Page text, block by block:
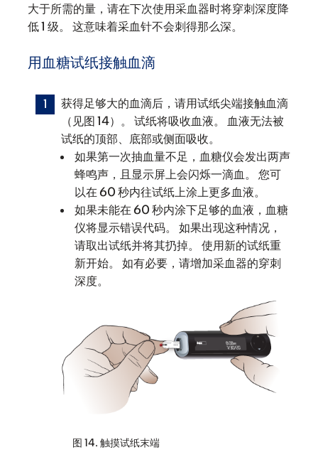
大于所需的量，请在下次使用采血器时将穿刺深度降
低 1 级。 这意味着采血针不会刺得那么深。
用血糖试纸接触血滴
获得足够大的血滴后，请用试纸尖端接触血滴
（见图 14）。 试纸将吸收血液。 血液无法被
试纸的顶部、底部或侧面吸收。
如果第一次抽血量不足，血糖仪会发出两声
蜂鸣声，且显示屏上会闪烁一滴血。 您可
以在 60 秒内往试纸上涂上更多血液。
如果未能在 60 秒内涂下足够的血液，血糖
仪将显示错误代码。 如果出现这种情况，
请取出试纸并将其扔掉。 使用新的试纸重
新开始。 如有必要，请增加采血器的穿刺
深度。
图 14. 触摸试纸末端